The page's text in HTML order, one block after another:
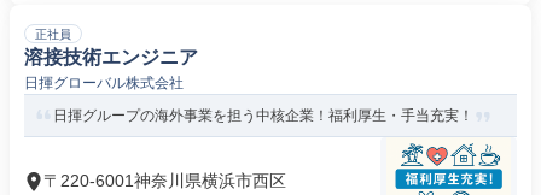
正社員
溶接技術エンジニア
日揮グローバル株式会社
日揮グループの海外事業を担う中核企業！福利厚生・手当充実！
〒220-6001神奈川県横浜市西区